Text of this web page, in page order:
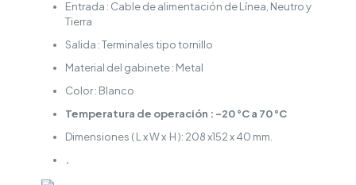
Entrada : Cable de alimentación de Línea, Neutro y
Tierra
Salida : Terminales tipo tornillo
Material del gabinete : Metal
Color : Blanco
Temperatura de operación : -20 °C a 70 °C
Dimensiones ( L x W x H ): 208 x152 x 40 mm.
.